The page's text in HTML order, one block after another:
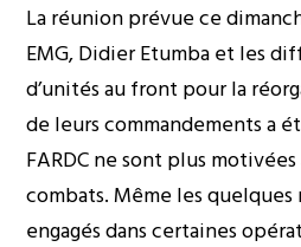
La réunion prévue ce
EMG, Didier Etumba et les
d’unités au front pour la
de leurs commandements a
FARDC ne sont plus
combats. Même les
engagés dans certaines